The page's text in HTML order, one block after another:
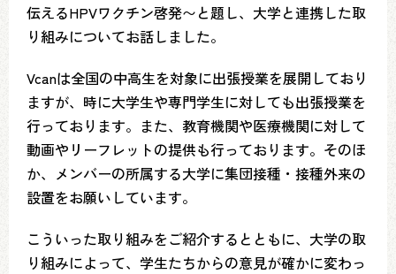
伝えるHPVワクチン啓発〜と題し、大学と連携した取
り組みについてお話しました。
Vcanは全国の中高生を対象に出張授業を展開しており
ますが、時に大学生や専門学生に対しても出張授業を
行っております。また、教育機関や医療機関に対して
動画やリーフレットの提供も行っております。そのほ
か、メンバーの所属する大学に集団接種・接種外来の
設置をお願いしています。
こういった取り組みをご紹介するとともに、大学の取
り組みによって、学生たちからの意見が確かに変わっ